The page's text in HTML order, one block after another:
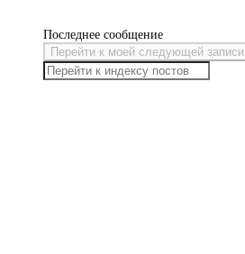
Последнее сообщение
Перейти к моей следующей записи